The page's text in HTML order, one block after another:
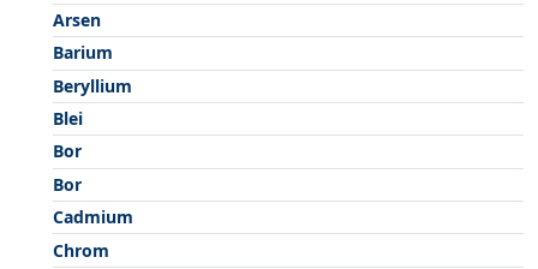
Arsen
Barium
Beryllium
Blei
Bor
Bor
Cadmium
Chrom